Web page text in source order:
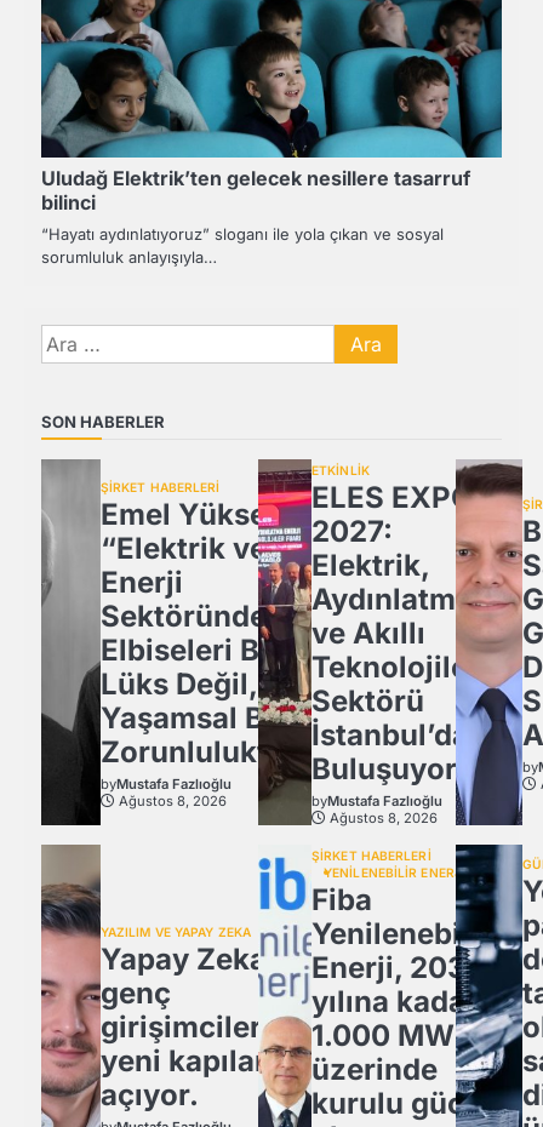
Uludağ Elektrik’ten gelecek nesillere tasarruf
bilinci
“Hayatı aydınlatıyoruz” sloganı ile yola çıkan ve sosyal
sorumluluk anlayışıyla…
Arama:
SON HABERLER
ŞİRKET HABERLERİ
Emel Yüksel:
“Elektrik ve
Enerji
Sektöründe İş
Elbiseleri Bir
Lüks Değil,
Yaşamsal Bir
Zorunluluktur
byMustafa Fazlıoğlu
Ağustos 8, 2026
ETKİNLİK
ELES EXPO
2027:
Elektrik,
Aydınlatma
ve Akıllı
Teknolojiler
Sektörü
İstanbul’da
Buluşuyor!
byMustafa Fazlıoğlu
Ağustos 8, 2026
by
YAZILIM VE YAPAY ZEKA
Yapay Zeka,
genç
girişimcilere
yeni kapılar
açıyor.
ŞİRKET HABERLERİ
YENİLENEBİLİR ENERJİ
Fiba
Yenilenebilir
Enerji, 2030
yılına kadar
1.000 MW
üzerinde
kurulu güce